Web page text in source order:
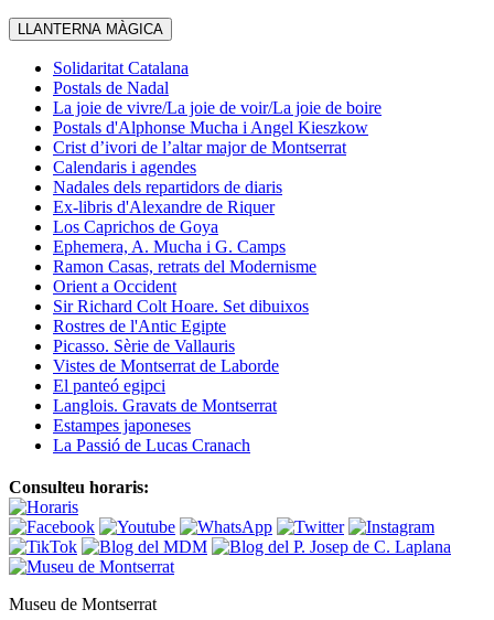
LLANTERNA MÀGICA
Solidaritat Catalana
Postals de Nadal
La joie de vivre/La joie de voir/La joie de boire
Postals d'Alphonse Mucha i Angel Kieszkow
Crist d’ivori de l’altar major de Montserrat
Calendaris i agendes
Nadales dels repartidors de diaris
Ex-libris d'Alexandre de Riquer
Los Caprichos de Goya
Ephemera, A. Mucha i G. Camps
Ramon Casas, retrats del Modernisme
Orient a Occident
Sir Richard Colt Hoare. Set dibuixos
Rostres de l'Antic Egipte
Picasso. Sèrie de Vallauris
Vistes de Montserrat de Laborde
El panteó egipci
Langlois. Gravats de Montserrat
Estampes japoneses
La Passió de Lucas Cranach
Consulteu horaris:
Museu de Montserrat